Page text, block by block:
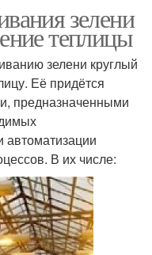
зелени
теплицы
зелени круглый
Её придётся
предназначенными
автоматизации
В их числе: